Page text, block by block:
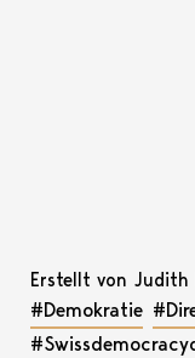
Erstellt von Judith
#Demokratie